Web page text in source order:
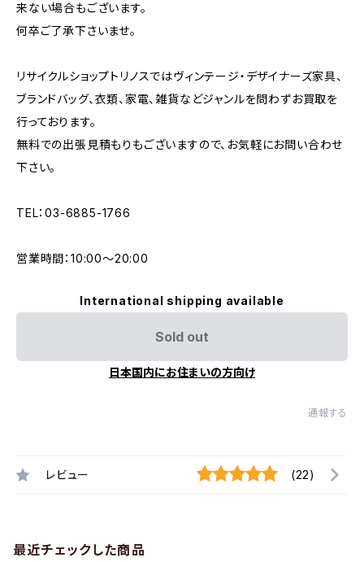
来ない場合もございます。
何卒ご了承下さいませ。
リサイクルショップトリノスではヴィンテージ・デザイナーズ家具、
ブランドバッグ、衣類、家電、雑貨などジャンルを問わずお買取を
行っております。
無料での出張見積もりもございますので、お気軽にお問い合わせ
下さい。
TEL：03-6885-1766
営業時間：10:00〜20:00
International shipping available
Sold out
日本国内にお住まいの方向け
通報する
レビュー (22)
最近チェックした商品